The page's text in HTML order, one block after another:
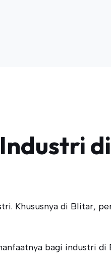
di
Khususnya di Blitar,
bagi industri di